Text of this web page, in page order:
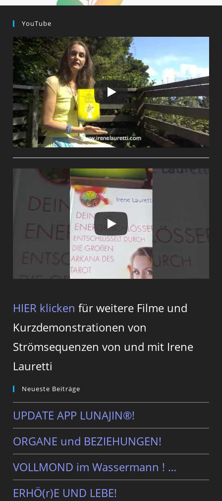
YouTube
HIER klicken für weitere Filme und
Kurzdemonstrationen von
Strömsequenzen von und mit Irene
Lauretti
Neueste Beiträge
UPDATE APP LUNAJIN®!
ORGANE und BEZIEHUNGEN!
VOLLMOND im Wassermann ! …
ERHÖ(r)E UND LEBE!